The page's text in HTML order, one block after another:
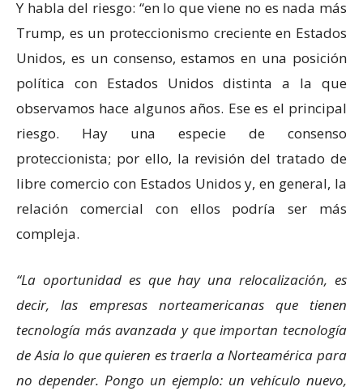
Y habla del riesgo: “en lo que viene no es nada más
Trump, es un proteccionismo creciente en Estados
Unidos, es un consenso, estamos en una posición
política con Estados Unidos distinta a la que
observamos hace algunos años. Ese es el principal
riesgo. Hay una especie de consenso
proteccionista; por ello, la revisión del tratado de
libre comercio con Estados Unidos y, en general, la
relación comercial con ellos podría ser más
compleja.
La oportunidad es que hay una relocalización, es
decir, las empresas norteamericanas que tienen
tecnología más avanzada y que importan tecnología
de Asia lo que quieren es traerla a Norteamérica para
no depender. Pongo un ejemplo: un vehículo nuevo,